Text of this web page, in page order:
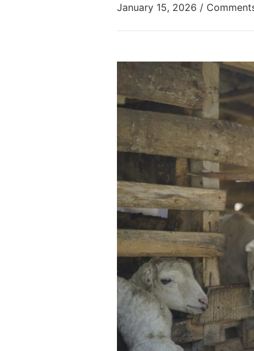
January 15, 2026 /